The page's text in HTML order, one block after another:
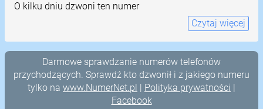
O kilku dniu dzwoni ten numer
Czytaj więcej
Darmowe sprawdzanie numerów telefonów
przychodzących. Sprawdź kto dzwonił i z jakiego numeru
tylko na www.NumerNet.pl | Polityka prywatności |
Facebook